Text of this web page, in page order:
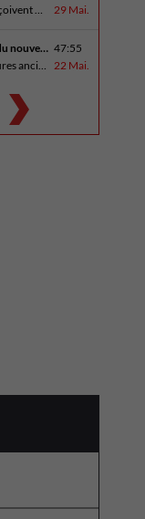
29 Mai.
On parle de voitures anciennes et du nouveau Kia Seltos 2027 47:55
22 Mai.